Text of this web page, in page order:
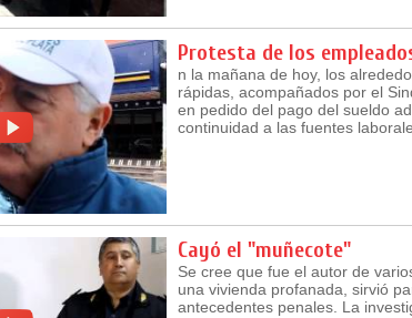
Protesta de los
n la mañana de hoy, los
rápidas, acompañados por el
en pedido del pago del sueldo
continuidad a las fuentes
Cayó el "muñecote"
Se cree que fue el autor de
una vivienda profanada, sirvió
antecedentes penales. La